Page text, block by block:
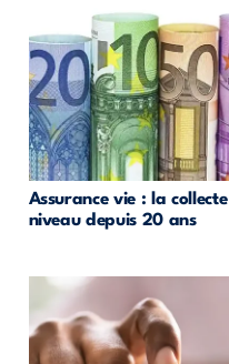
Assurance vie : la
niveau depuis 20 ans